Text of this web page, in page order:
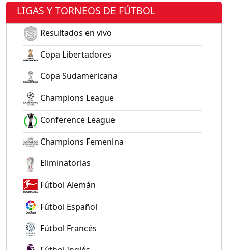
LIGAS Y TORNEOS DE FÚTBOL
Resultados en vivo
Copa Libertadores
Copa Sudamericana
Champions League
Conference League
Champions Femenina
Eliminatorias
Fútbol Alemán
Fútbol Español
Fútbol Francés